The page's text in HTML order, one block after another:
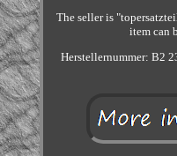
The seller is
item can
Herstellernummer: B2